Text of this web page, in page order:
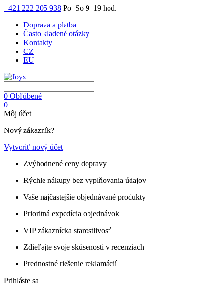
+421 222 205 938 Po–So 9–19 hod.
Doprava a platba
Často kladené otázky
Kontakty
CZ
EU
0 Obľúbené
0
Môj účet
Nový zákazník?
Vytvoriť nový účet
Zvýhodnené ceny dopravy
Rýchle nákupy bez vyplňovania údajov
Vaše najčastejšie objednávané produkty
Prioritná expedícia objednávok
VIP zákaznícka starostlivosť
Zdieľajte svoje skúsenosti v recenziach
Prednostné riešenie reklamácií
Prihláste sa